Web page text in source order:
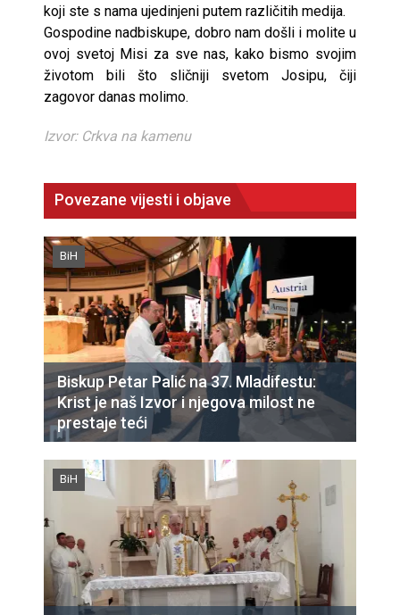
koji ste s nama ujedinjeni putem različitih medija.
Gospodine nadbiskupe, dobro nam došli i molite u
ovoj svetoj Misi za sve nas, kako bismo svojim
životom bili što sličniji svetom Josipu, čiji
zagovor danas molimo.
Izvor: Crkva na kamenu
Povezane vijesti i objave
BiH
Biskup Petar Palić na 37. Mladifestu:
Krist je naš Izvor i njegova milost ne
prestaje teći
BiH